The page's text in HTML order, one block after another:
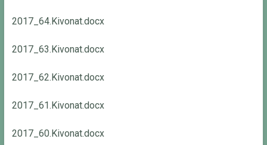
2017_64.Kivonat.docx
2017_63.Kivonat.docx
2017_62.Kivonat.docx
2017_61.Kivonat.docx
2017_60.Kivonat.docx